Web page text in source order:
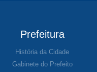
Prefeitura
História da Cidade
Gabinete do Prefeito